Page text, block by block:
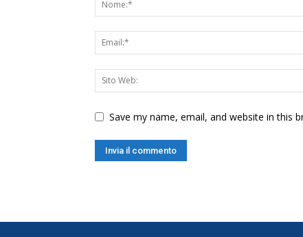
Save my name, email, and website in this